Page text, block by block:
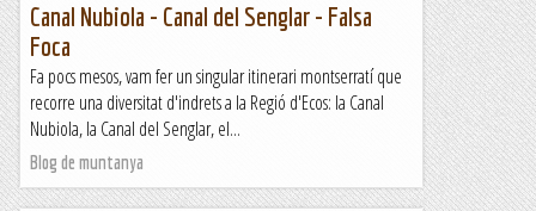
Canal Nubiola - Canal del Senglar - Falsa
Foca
Fa pocs mesos, vam fer un singular itinerari montserratí que
recorre una diversitat d'indrets a la Regió d'Ecos: la Canal
Nubiola, la Canal del Senglar, el...
Blog de muntanya